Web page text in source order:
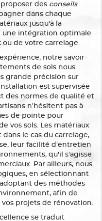
des conseils
dans chaque
jusqu'à la
une intégration optimale
ou de votre carrelage.
notre savoir-
de sols nous
grande précision sur
est supervisée
des normes de qualité et
n'hésitent pas à
de pointe pour
vos sols. Les matériaux
le cas du carrelage,
leur facilité d'entretien
qu'il s'agisse
Par ailleurs, nous
en sélectionnant
des méthodes
afin de
projets de rénovation.
se traduit